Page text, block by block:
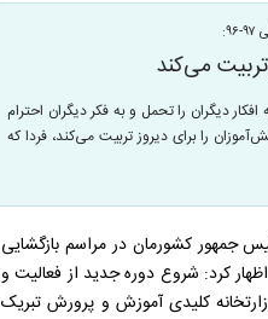
می‌کند
دیگران را تحمل و به فکر دیگران احترام
درسی امروز دانش‌آموزان را برای دیروز تربیت می‌کند، فردا که
جمهور کشورمان در مراسم بازگشایی
خود اظهار کرد: شروع دوره جدید از فعالیت و
کلیدی آموزش و پرورش تبریک